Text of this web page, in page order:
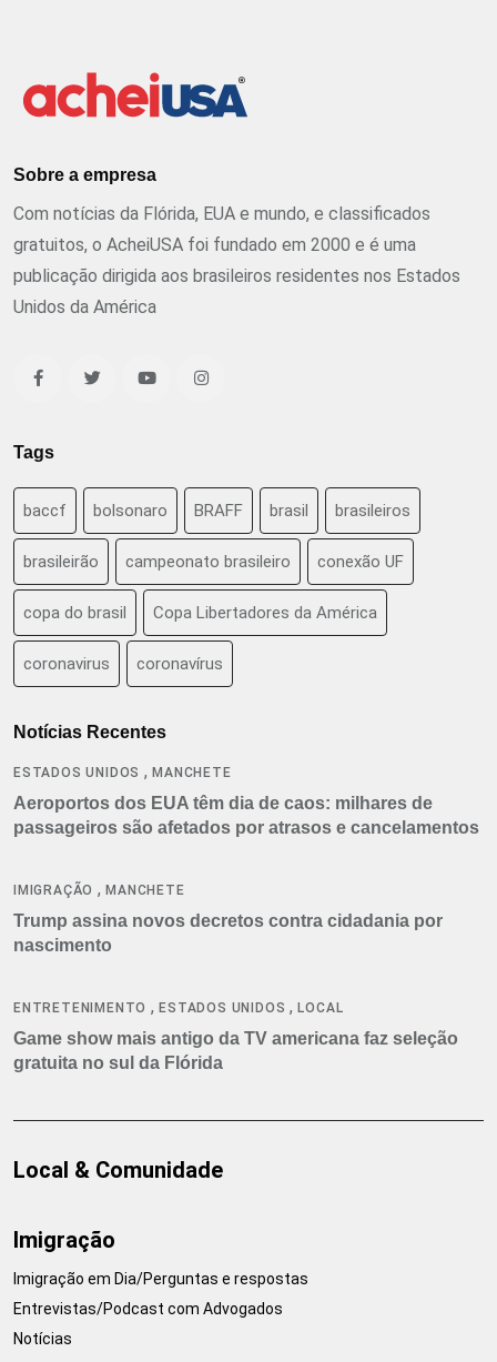
Sobre a empresa
Com notícias da Flórida, EUA e mundo, e classificados
gratuitos, o AcheiUSA foi fundado em 2000 e é uma
publicação dirigida aos brasileiros residentes nos Estados
Unidos da América
Tags
baccf bolsonaro BRAFF brasil brasileiros
brasileirão campeonato brasileiro conexão UF
copa do brasil Copa Libertadores da América
coronavirus coronavírus
Notícias Recentes
ESTADOS UNIDOS ,MANCHETE
Aeroportos dos EUA têm dia de caos: milhares de
passageiros são afetados por atrasos e cancelamentos
IMIGRAÇÃO ,MANCHETE
Trump assina novos decretos contra cidadania por
nascimento
ENTRETENIMENTO ,ESTADOS UNIDOS ,LOCAL
Game show mais antigo da TV americana faz seleção
gratuita no sul da Flórida
Local & Comunidade
Imigração
Imigração em Dia/Perguntas e respostas
Entrevistas/Podcast com Advogados
Notícias